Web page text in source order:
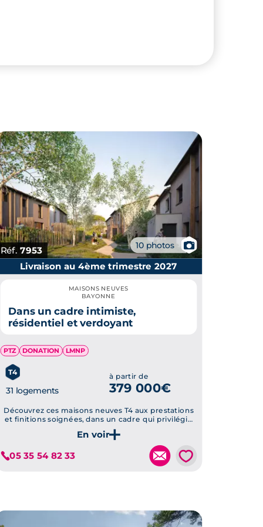
Réf. 7953
10 photos 📷
Je découvre ce programme
Livraison au 4ème trimestre 2027
MAISONS NEUVES
BAYONNE
Dans un cadre intimiste,
résidentiel et verdoyant
PTZ DONATION LMNP
T4
31 logements
à partir de
379 000€
Découvrez ces maisons neuves T4 aux prestations
et finitions soignées, dans un cadre qui privilégie
la tranquillité
05 35 54 82 33 💗